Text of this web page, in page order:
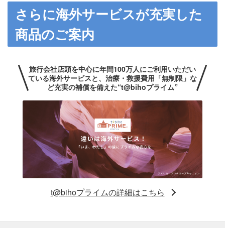
さらに海外サービスが充実した
商品のご案内
旅行会社店頭を中心に年間100万人にご利用いただい
ている海外サービスと、 治療・救援費用「無制限」な
ど充実の補償を備えた“t@bihoプライム”
t@bihoプライムの詳細はこちら